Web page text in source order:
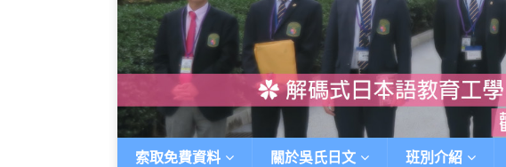
索取免費資料 關於吳氏日文 班別介紹